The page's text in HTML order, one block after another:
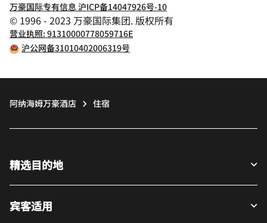
万豪国际专有信息 沪ICP备14047926号-10
© 1996 - 2023 万豪国际集团. 版权所有
营业执照: 91310000778059716E
沪公网备31010402006319号
阿纳海姆万豪酒店 住宿
精选目的地
宾客适用